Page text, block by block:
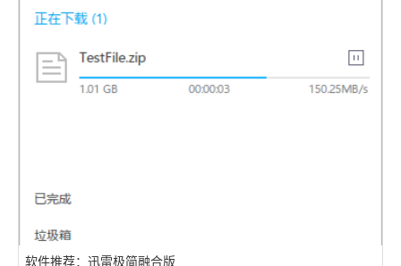
软件推荐：迅雷极简融合版